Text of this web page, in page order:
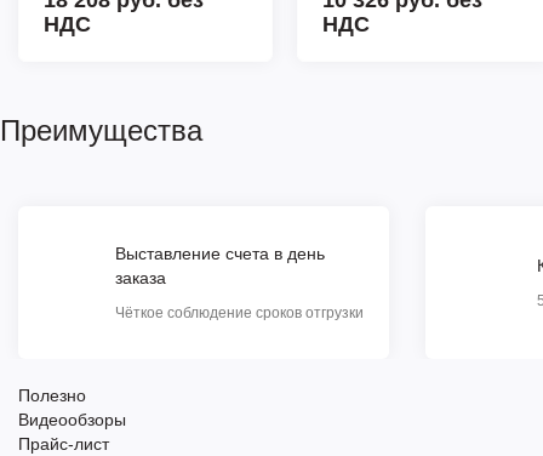
НДС
НДС
Преимущества
Выставление счета в день
заказа
Чёткое соблюдение сроков отгрузки
Полезно
Видеообзоры
Прайс-лист